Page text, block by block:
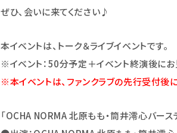
ぜひ、会いに来てください♪
本イベントは、トーク＆ライブイベントです。
※イベント：50分予定＋イベント終演後にお
※本イベントは、ファンクラブの先行受付後
「OCHA NORMA北原もも・筒井澪心バー